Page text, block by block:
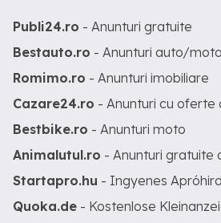
Publi24.ro - Anunturi gratuite
Bestauto.ro - Anunturi auto/moto
Romimo.ro - Anunturi imobiliare
Cazare24.ro - Anunturi cu oferte
Bestbike.ro - Anunturi moto
Animalutul.ro - Anunturi gratuite
Startapro.hu - Ingyenes
Quoka.de - Kostenlose